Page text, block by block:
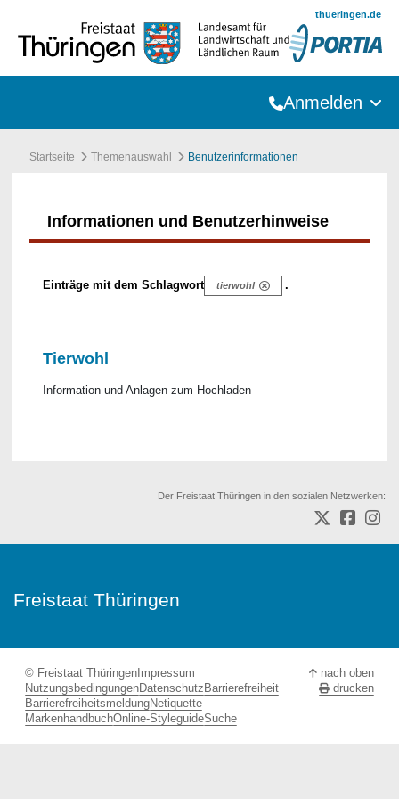
thueringen.de
Anmelden
Startseite Themenauswahl Benutzerinformationen
Informationen und Benutzerhinweise
Einträge mit dem Schlagwort tierwohl .
Tierwohl
Information und Anlagen zum Hochladen
Der Freistaat Thüringen in den sozialen Netzwerken:
Freistaat Thüringen
© Freistaat Thüringen Impressum
NutzungsbedingungenDatenschutz Barrierefreiheit
BarrierefreiheitsmeldungNetiquette
MarkenhandbuchOnline-StyleguideSuche
nach oben
drucken